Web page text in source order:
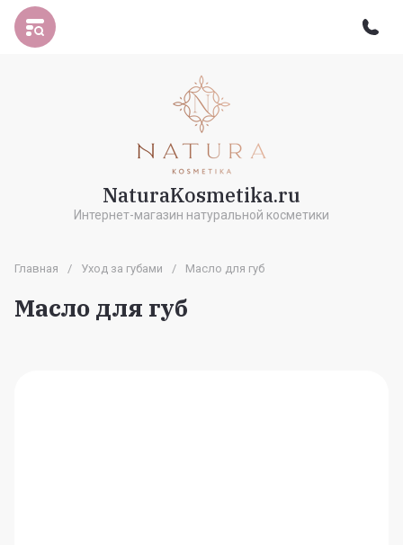
NaturaKosmetika.ru
Интернет-магазин натуральной косметики
Главная / Уход за губами / Масло для губ
Масло для губ